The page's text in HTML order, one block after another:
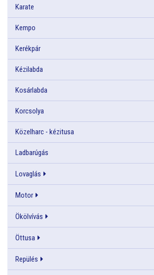
Karate
Kempo
Kerékpár
Kézilabda
Kosárlabda
Korcsolya
Közelharc - kézitusa
Ladbarúgás
Lovaglás
Motor
Ökölvívás
Öttusa
Repülés